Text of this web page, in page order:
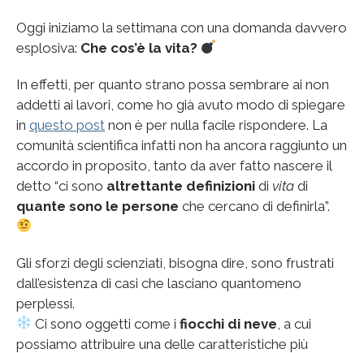
Oggi iniziamo la settimana con una domanda davvero
esplosiva: Che cos’è la vita?
In effetti, per quanto strano possa sembrare ai non
addetti ai lavori, come ho già avuto modo di spiegare
in questo post non è per nulla facile rispondere. La
comunità scientifica infatti non ha ancora raggiunto un
accordo in proposito, tanto da aver fatto nascere il
detto “ci sono altrettante definizioni di vita di
quante sono le persone che cercano di definirla”.
Gli sforzi degli scienziati, bisogna dire, sono frustrati
dall’esistenza di casi che lasciano quantomeno
perplessi.
Ci sono oggetti come ifiocchi di neve , a cui
possiamo attribuire una delle caratteristiche più